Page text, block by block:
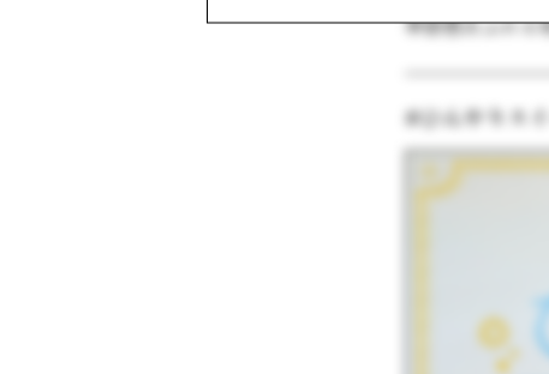
季節感あふれる
#ひんやりス